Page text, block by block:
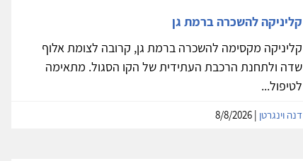
קליניקה להשכרה ברמת גן
קליניקה מקסימה להשכרה ברמת גן, קרובה לצומת אלוף
שדה ולתחנת הרכבת העתידית של הקו הסגול. מתאימה
לטיפול...
דנה וינגרטן | 8/8/2026